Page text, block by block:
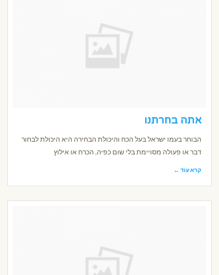
אתה בחרתנו
הבוחר בעמו ישראל בעל הכח והיכולת הבחירה היא היכולת לבחור
דבר או פעולה מסויימת בלי שום כפיה, הכרח או אילוץ
קרא עוד ←